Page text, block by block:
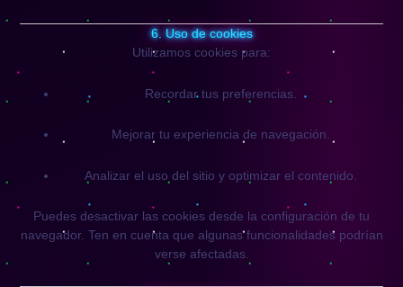
6. Uso de cookies
Utilizamos cookies para:
Recordar tus preferencias.
Mejorar tu experiencia de navegación.
Analizar el uso del sitio y optimizar el contenido.
Puedes desactivar las cookies desde la configuración de tu
navegador. Ten en cuenta que algunas funcionalidades podrían
verse afectadas.